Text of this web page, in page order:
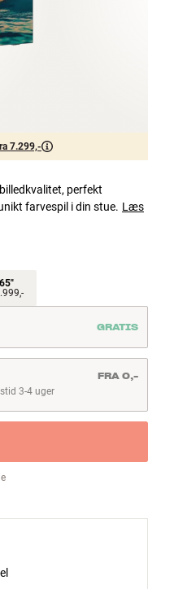
7.299,-
perfekt
farvespil i din stue. Læs
65"
GRATIS
3-4 uger
FRA 0,-